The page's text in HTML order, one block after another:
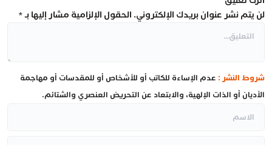
لن يتم نشر عنوان بريدك الإلكتروني. الحقول الإلزامية مشار إليها بـ*
شروط النشر : عدم الإساءة للكاتب أو للأشخاص أو للمقدسات أو مهاجمة
الأديان أو الذات الإلهية، والابتعاد عن التحريض العنصري والشتائم.